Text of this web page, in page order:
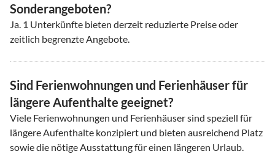
Sonderangeboten?
Ja. 1 Unterkünfte bieten derzeit reduzierte Preise oder
zeitlich begrenzte Angebote.
Sind Ferienwohnungen und Ferienhäuser für
längere Aufenthalte geeignet?
Viele Ferienwohnungen und Ferienhäuser sind speziell für
längere Aufenthalte konzipiert und bieten ausreichend Platz
sowie die nötige Ausstattung für einen längeren Urlaub.